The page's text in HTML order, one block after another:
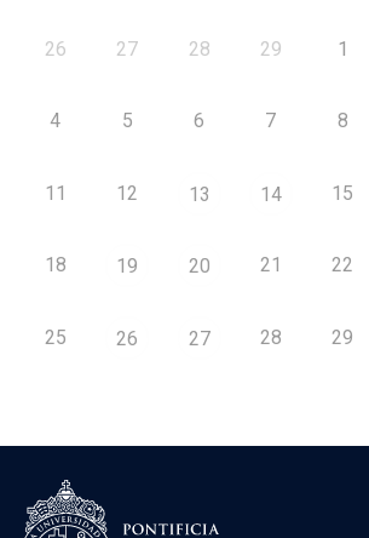
26 27 28 29 1
4 5 6 7 8
11 12 13 14 15
18 19 20 21 22
25 26 27 28 29